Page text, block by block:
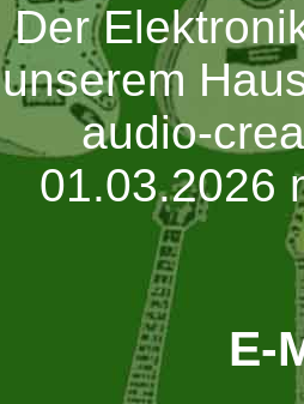
Der
unserem
audio-
01.03.2026
E-